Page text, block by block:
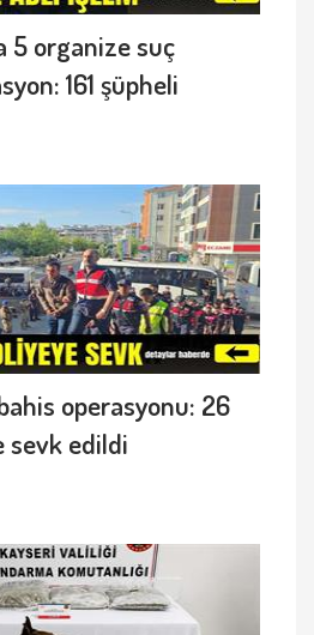
5 organize suç
161 şüpheli
operasyonu: 26
sevk edildi